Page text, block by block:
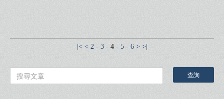
|< < 2- 3- 4- 5- 6 > >|